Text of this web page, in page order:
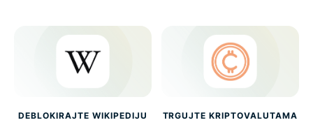
DEBLOKIRAJTE WIKIPEDIJU TRGUJTE KRIPTOVALUTAMA